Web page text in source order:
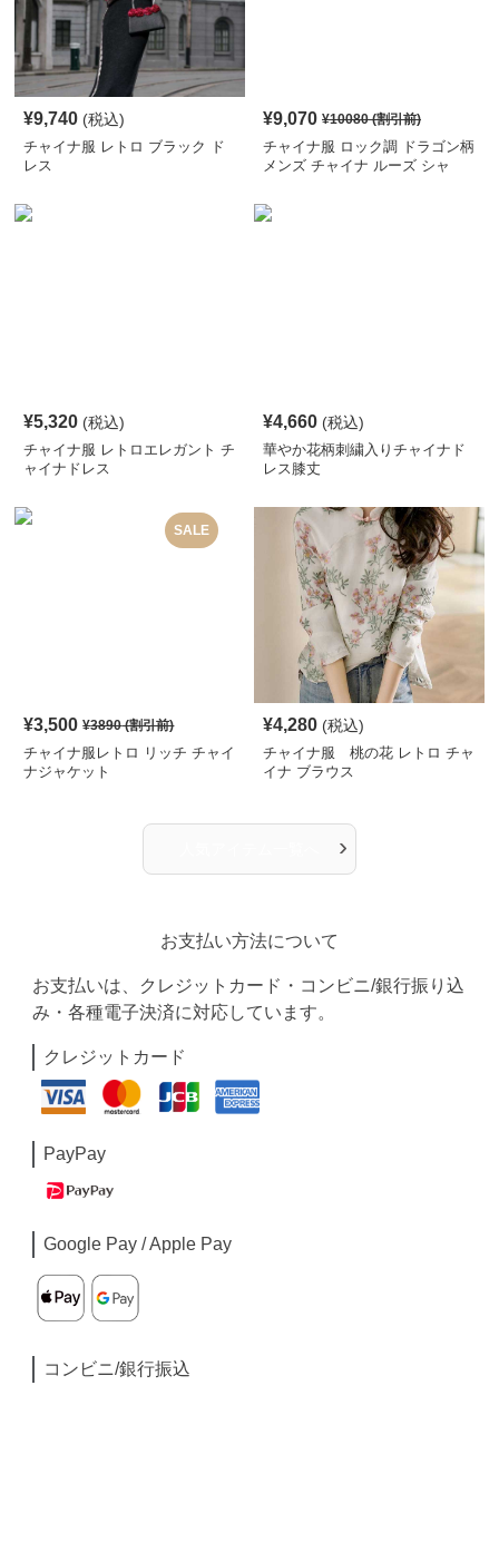
¥9,740 (税込)
チャイナ服 レトロ ブラック ド
レス
¥9,070 ¥10080(割引前)
チャイナ服 ロック調 ドラゴン柄
メンズ チャイナ ルーズ シャ
¥5,320 (税込)
チャイナ服 レトロエレガント チ
ャイナドレス
¥4,660 (税込)
華やか花柄刺繍入りチャイナド
レス膝丈
SALE
¥3,500 ¥3890(割引前)
チャイナ服レトロ リッチ チャイ
ナジャケット
¥4,280 (税込)
チャイナ服 桃の花 レトロ チャ
イナ ブラウス
›
お支払い方法について
お支払いは、クレジットカード・コンビニ/銀行振り込
み・各種電子決済に対応しています。
クレジットカード
PayPay
Google Pay / Apple Pay
コンビニ/銀行振込